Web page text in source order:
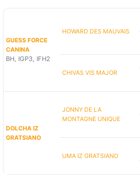
GUESS FORCE
CANINA
BH, IGP3, IFH2
HOWARD DES MAUVAIS
CHIVAS VIS MAJOR
DOLCHA IZ
GRATSIANO
JONNY DE LA
MONTAGNE UNIQUE
UMA IZ GRATSIANO